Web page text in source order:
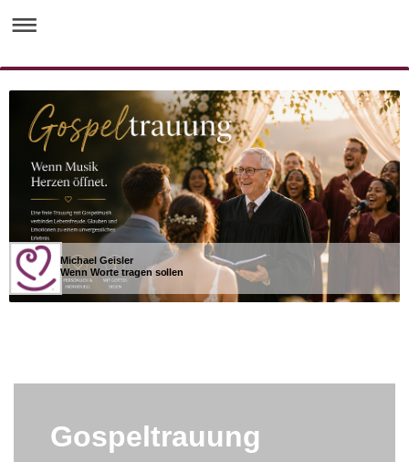
Michael Geisler
Wenn Worte tragen sollen
Gospeltrauung